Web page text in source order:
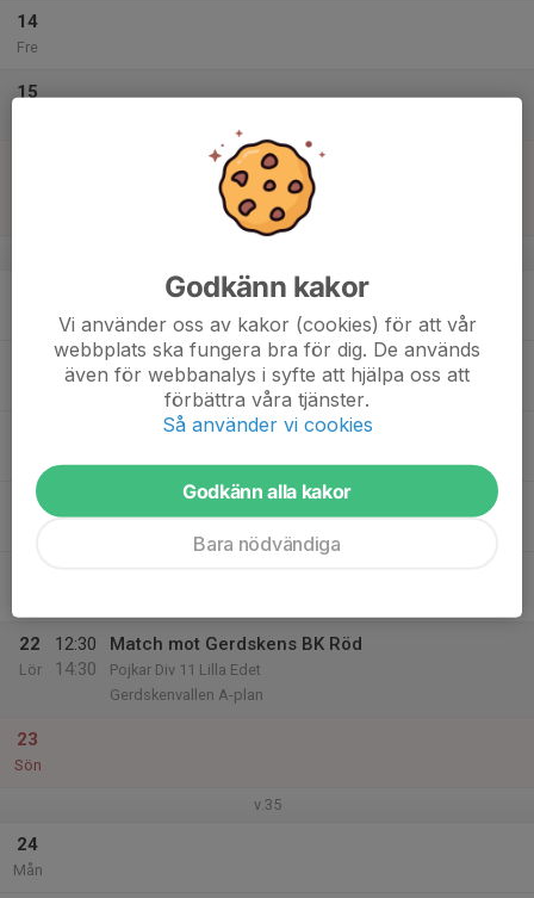
14
Fre
15
Match mot Göta BK
Pojkar Div 11 Lilla Edet
18:00
19:30
Träning
Konstgräs Sollebrunn
20 Utomhusträning
22
Lör
12:30
14:30
Match mot Gerdskens BK Röd
Pojkar Div 11 Lilla Edet
Gerdskenvallen A-plan
23
Sön
v.35
24
Mån
Godkänn kakor
Vi använder oss av kakor (cookies) för att vår
webbplats ska fungera bra för dig. De används
även för webbanalys i syfte att hjälpa oss att
förbättra våra tjänster.
Så använder vi cookies
Godkänn alla kakor
Bara nödvändiga